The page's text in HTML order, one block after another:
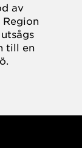
av
till en